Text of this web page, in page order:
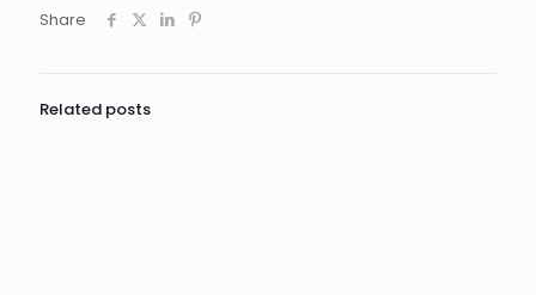
Share
Related posts